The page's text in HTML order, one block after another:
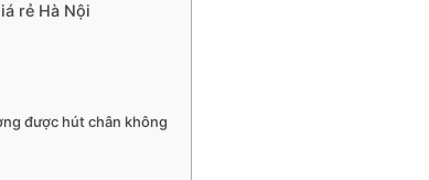
rẻ Hà Nội
được hút chân không